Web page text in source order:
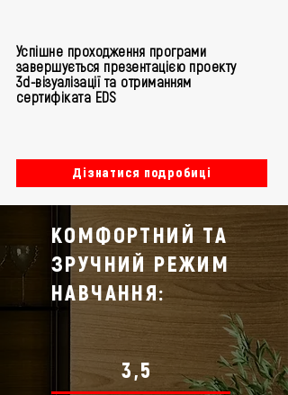
Успішне проходження програми
завершується презентацією проекту
3d-візуалізації та отриманням
сертифіката EDS
Дізнатися подробиці
КОМФОРТНИЙ ТА
ЗРУЧНИЙ РЕЖИМ
НАВЧАННЯ:
3,5